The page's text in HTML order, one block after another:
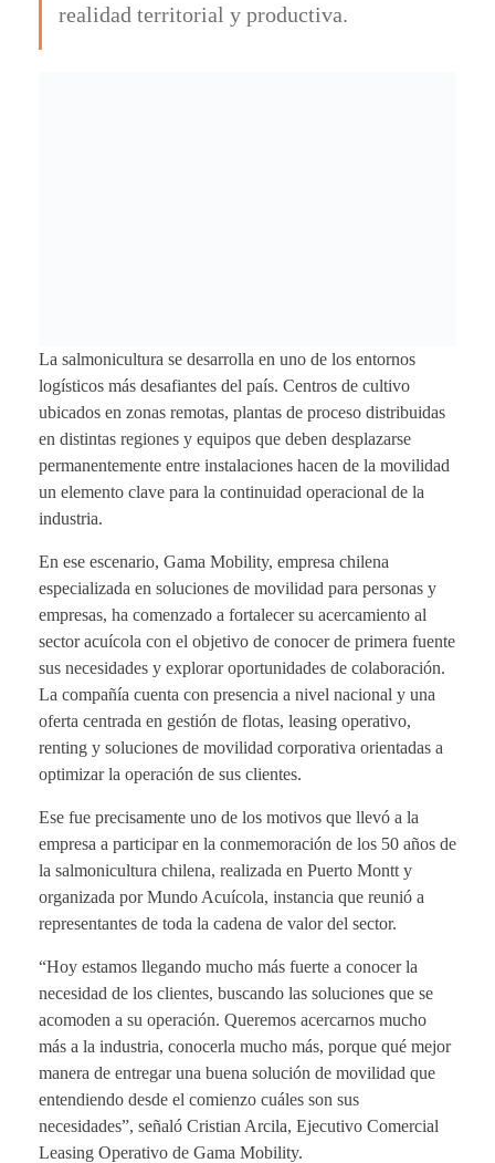
realidad territorial y productiva.
La salmonicultura se desarrolla en uno de los entornos
logísticos más desafiantes del país. Centros de cultivo
ubicados en zonas remotas, plantas de proceso distribuidas
en distintas regiones y equipos que deben desplazarse
permanentemente entre instalaciones hacen de la movilidad
un elemento clave para la continuidad operacional de la
industria.
En ese escenario, Gama Mobility, empresa chilena
especializada en soluciones de movilidad para personas y
empresas, ha comenzado a fortalecer su acercamiento al
sector acuícola con el objetivo de conocer de primera fuente
sus necesidades y explorar oportunidades de colaboración.
La compañía cuenta con presencia a nivel nacional y una
oferta centrada en gestión de flotas, leasing operativo,
renting y soluciones de movilidad corporativa orientadas a
optimizar la operación de sus clientes.
Ese fue precisamente uno de los motivos que llevó a la
empresa a participar en la conmemoración de los 50 años de
la salmonicultura chilena, realizada en Puerto Montt y
organizada por Mundo Acuícola, instancia que reunió a
representantes de toda la cadena de valor del sector.
“Hoy estamos llegando mucho más fuerte a conocer la
necesidad de los clientes, buscando las soluciones que se
acomoden a su operación. Queremos acercarnos mucho
más a la industria, conocerla mucho más, porque qué mejor
manera de entregar una buena solución de movilidad que
entendiendo desde el comienzo cuáles son sus
necesidades”, señaló Cristian Arcila, Ejecutivo Comercial
Leasing Operativo de Gama Mobility.